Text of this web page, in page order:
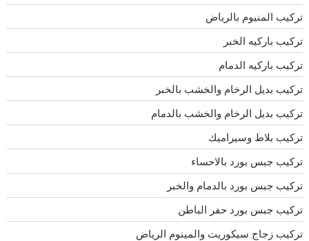
تركيب المنيوم بالرياض
تركيب باركيه الخبر
تركيب باركيه الدمام
تركيب بديل الرخام والخشب بالخبر
تركيب بديل الرخام والخشب بالدمام
تركيب بلاط وسيراميك
تركيب جبس بورد بالاحساء
تركيب جبس بورد بالدمام والخبر
تركيب جبس بورد حفر الباطن
تركيب زجاج سيكوريت والمينوم الرياض